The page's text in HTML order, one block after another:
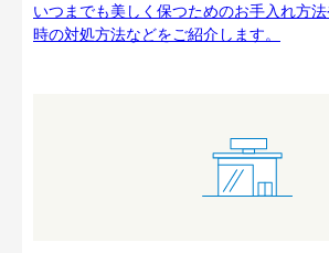
いつまでも美しく保つためのお手入れ方
時の対処方法などをご紹介します。